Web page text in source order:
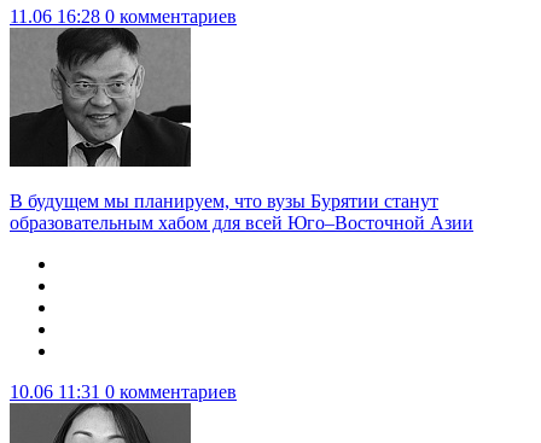
11.06 16:28 0 комментариев
В будущем мы планируем, что вузы Бурятии станут
образовательным хабом для всей Юго–Восточной Азии
10.06 11:31 0 комментариев